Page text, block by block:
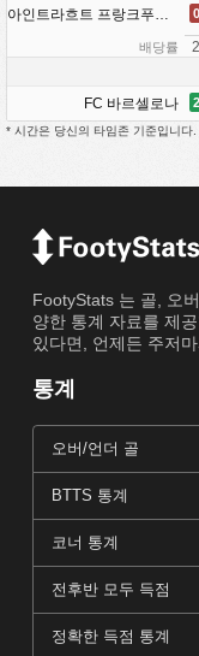
배당률
FC 바르셀로나
* 시간은 당신의 타임존 기준입니다.
FootyStats 는 골, 오
양한 통계 자료를 제
있다면, 언제든 주저
통계
오버/언더 골
BTTS 통계
코너 통계
전후반 모두 득점
정확한 득점 통계